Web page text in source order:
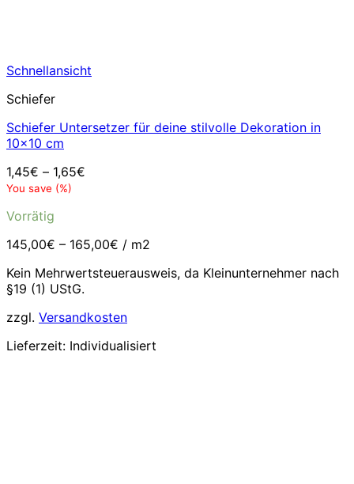
Schnellansicht
Schiefer
Schiefer Untersetzer für deine stilvolle Dekoration in
10×10 cm
1,45€ – 1,65€
You save (%)
Vorrätig
145,00€ – 165,00€ / m2
Kein Mehrwertsteuerausweis, da Kleinunternehmer nach
§19 (1) UStG.
zzgl. Versandkosten
Lieferzeit: Individualisiert